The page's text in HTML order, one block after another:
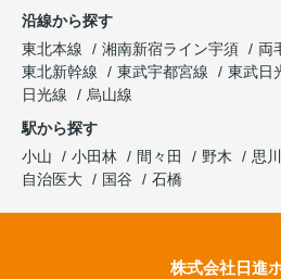
沿線から探す
東北本線
湘南新宿ライン宇須 両
東北新幹線
東武宇都宮線 東武日
日光線
烏山線
駅から探す
小山
小田林 間々田 野木 思川
自治医大
国谷 石橋
株式会社日進